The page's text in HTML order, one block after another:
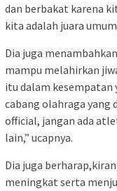
dan berbakat karena
kita adalah juara
Dia juga
mampu melahirkan
itu dalam kesempatan
cabang olahraga yang
official, jangan ada
lain,” ucapnya.
Dia juga
meningkat serta